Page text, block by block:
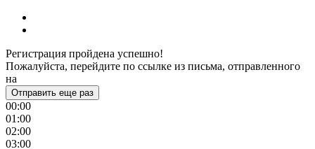
Регистрация пройдена успешно!
Пожалуйста, перейдите по ссылке из письма, отправленного
на
Отправить еще раз
00:00
01:00
02:00
03:00